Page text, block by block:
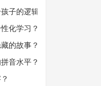
子的逻辑思维能力？
化学习？
的故事？
音水平？